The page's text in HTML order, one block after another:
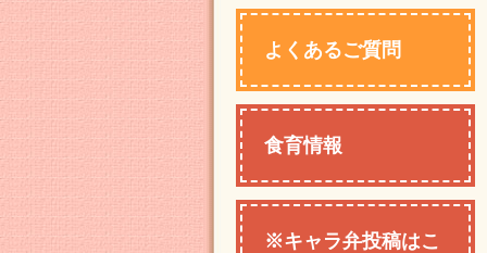
よくあるご質問
食育情報
※キャラ弁投稿はこ